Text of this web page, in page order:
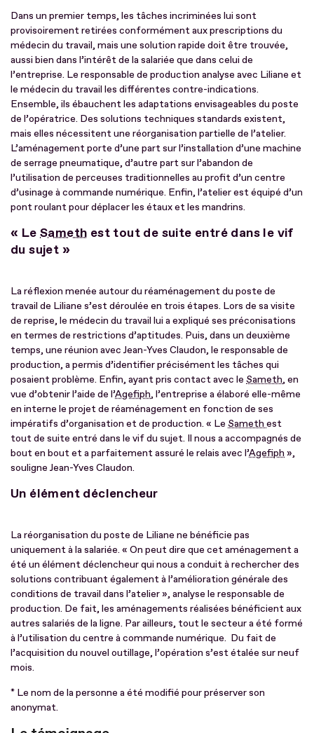
Dans un premier temps, les tâches incriminées lui sont
provisoirement retirées conformément aux prescriptions du
médecin du travail, mais une solution rapide doit être trouvée,
aussi bien dans l’intérêt de la salariée que dans celui de
l’entreprise. Le responsable de production analyse avec Liliane et
le médecin du travail les différentes contre-indications.
Ensemble, ils ébauchent les adaptations envisageables du poste
de l’opératrice. Des solutions techniques standards existent,
mais elles nécessitent une réorganisation partielle de l’atelier.
L’aménagement porte d’une part sur l’installation d’une machine
de serrage pneumatique, d’autre part sur l’abandon de
l’utilisation de perceuses traditionnelles au profit d’un centre
d’usinage à commande numérique. Enfin, l’atelier est équipé d’un
pont roulant pour déplacer les étaux et les mandrins.
« Le Sameth est tout de suite entré dans le vif
du sujet »
La réflexion menée autour du réaménagement du poste de
travail de Liliane s’est déroulée en trois étapes. Lors de sa visite
de reprise, le médecin du travail lui a expliqué ses préconisations
en termes de restrictions d’aptitudes. Puis, dans un deuxième
temps, une réunion avec Jean-Yves Claudon, le responsable de
production, a permis d’identifier précisément les tâches qui
posaient problème. Enfin, ayant pris contact avec le Sameth, en
vue d’obtenir l’aide de l’Agefiph, l’entreprise a élaboré elle-même
en interne le projet de réaménagement en fonction de ses
impératifs d’organisation et de production. « Le Sameth est
tout de suite entré dans le vif du sujet. Il nous a accompagnés de
bout en bout et a parfaitement assuré le relais avec l’Agefiph »,
souligne Jean-Yves Claudon.
Un élément déclencheur
La réorganisation du poste de Liliane ne bénéficie pas
uniquement à la salariée. « On peut dire que cet aménagement a
été un élément déclencheur qui nous a conduit à rechercher des
solutions contribuant également à l’amélioration générale des
conditions de travail dans l’atelier », analyse le responsable de
production. De fait, les aménagements réalisées bénéficient aux
autres salariés de la ligne. Par ailleurs, tout le secteur a été formé
à l’utilisation du centre à commande numérique. Du fait de
l’acquisition du nouvel outillage, l’opération s’est étalée sur neuf
mois.
* Le nom de la personne a été modifié pour préserver son
anonymat.